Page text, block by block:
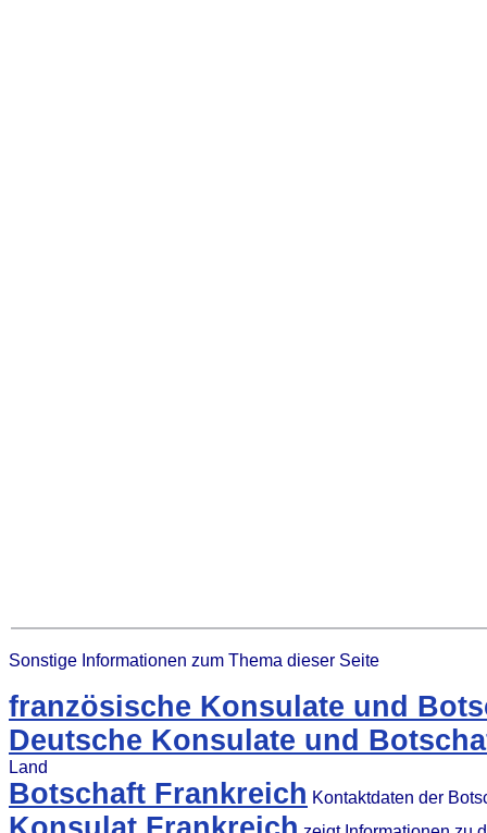
Sonstige Informationen zum Thema dieser Seite
französische Konsulate und
Deutsche Konsulate und
Land
Botschaft Frankreich Kontaktdaten der